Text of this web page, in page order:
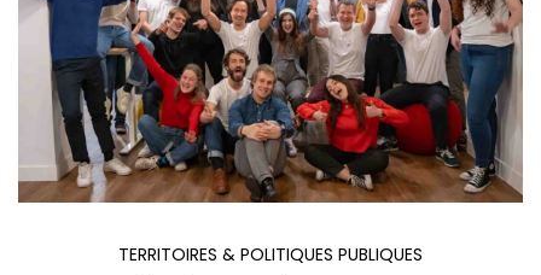
TERRITOIRES & POLITIQUES PUBLIQUES